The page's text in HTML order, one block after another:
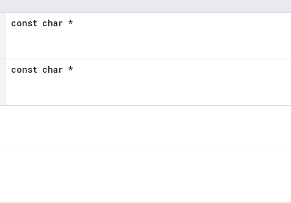
const char *
const char *